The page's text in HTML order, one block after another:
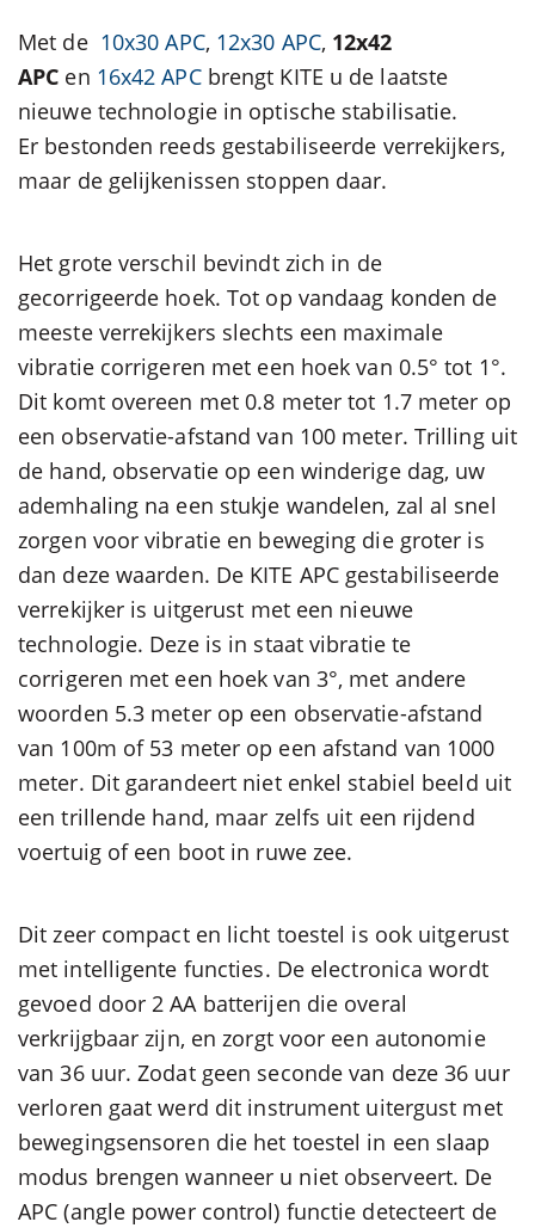
Met de 10x30 APC, 12x30 APC, 12x42
APC en 16x42 APCbrengt KITE u de laatste
nieuwe technologie in optische stabilisatie.
Er bestonden reeds gestabiliseerde verrekijkers,
maar de gelijkenissen stoppen daar.
Het grote verschil bevindt zich in de
gecorrigeerde hoek. Tot op vandaag konden de
meeste verrekijkers slechts een maximale
vibratie corrigeren met een hoek van 0.5° tot 1°.
Dit komt overeen met 0.8 meter tot 1.7 meter op
een observatie-afstand van 100 meter. Trilling uit
de hand, observatie op een winderige dag, uw
ademhaling na een stukje wandelen, zal al snel
zorgen voor vibratie en beweging die groter is
dan deze waarden. De KITE APC gestabiliseerde
verrekijker is uitgerust met een nieuwe
technologie. Deze is in staat vibratie te
corrigeren met een hoek van 3°, met andere
woorden 5.3 meter op een observatie-afstand
van 100m of 53 meter op een afstand van 1000
meter. Dit garandeert niet enkel stabiel beeld uit
een trillende hand, maar zelfs uit een rijdend
voertuig of een boot in ruwe zee.
Dit zeer compact en licht toestel is ook uitgerust
met intelligente functies. De electronica wordt
gevoed door 2 AA batterijen die overal
verkrijgbaar zijn, en zorgt voor een autonomie
van 36 uur. Zodat geen seconde van deze 36 uur
verloren gaat werd dit instrument uitergust met
bewegingsensoren die het toestel in een slaap
modus brengen wanneer u niet observeert. De
APC (angle power control) functie detecteert de